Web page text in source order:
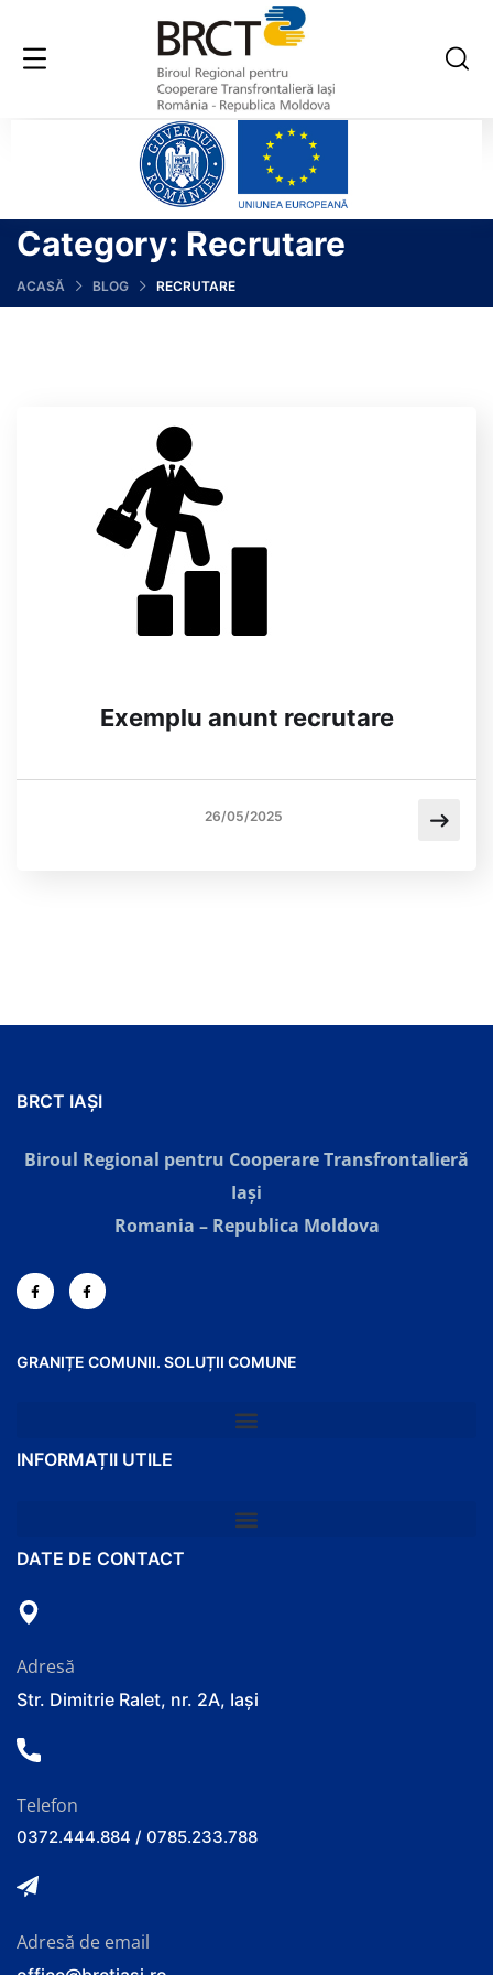
Category: Recrutare
ACASĂ BLOG RECRUTARE
Exemplu anunt recrutare
26/05/2025
BRCT IAȘI
Biroul Regional pentru Cooperare Transfrontalieră
Iaşi
Romania – Republica Moldova
GRANIȚE COMUNII. SOLUȚII COMUNE
INFORMAȚII UTILE
DATE DE CONTACT
Adresă
Str. Dimitrie Ralet, nr. 2A, Iași
Telefon
0372.444.884 / 0785.233.788
Adresă de email